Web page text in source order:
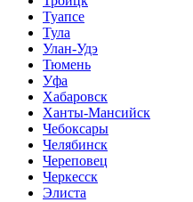
Туапсе
Тула
Улан-Удэ
Тюмень
Уфа
Хабаровск
Ханты-Мансийск
Чебоксары
Челябинск
Череповец
Черкесск
Элиста